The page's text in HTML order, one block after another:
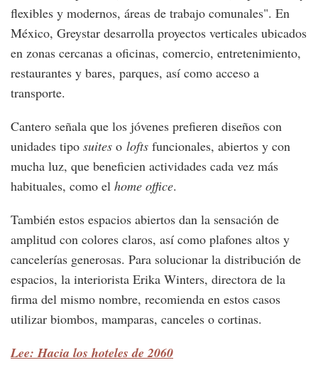
flexibles y modernos, áreas de trabajo comunales". En
México, Greystar desarrolla proyectos verticales ubicados
en zonas cercanas a oficinas, comercio, entretenimiento,
restaurantes y bares, parques, así como acceso a
transporte.
Cantero señala que los jóvenes prefieren diseños con
unidades tipo suites o lofts funcionales, abiertos y con
mucha luz, que beneficien actividades cada vez más
habituales, como el home office.
También estos espacios abiertos dan la sensación de
amplitud con colores claros, así como plafones altos y
cancelerías generosas. Para solucionar la distribución de
espacios, la interiorista Erika Winters, directora de la
firma del mismo nombre, recomienda en estos casos
utilizar biombos, mamparas, canceles o cortinas.
Lee: Hacia los hoteles de 2060